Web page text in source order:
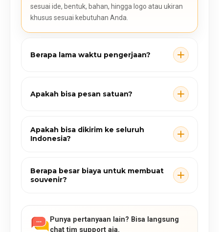
sesuai ide, bentuk, bahan, hingga logo atau ukiran
khusus sesuai kebutuhan Anda.
Berapa lama waktu pengerjaan?
Apakah bisa pesan satuan?
Apakah bisa dikirim ke seluruh
Indonesia?
Berapa besar biaya untuk membuat
souvenir?
Punya pertanyaan lain? Bisa langsung
chat tim support aja.